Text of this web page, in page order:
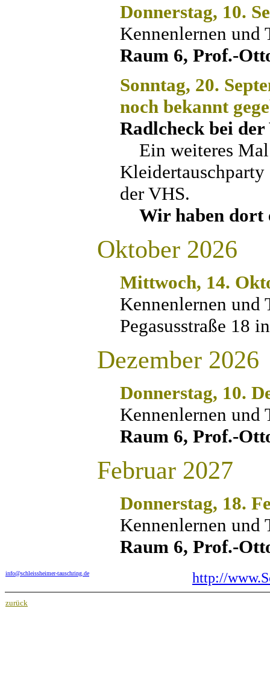
Donnerstag, 10.
Kennenlernen und
Raum 6, Prof.-
Sonntag, 20.
noch bekannt
Radlcheck bei
Ein weiteres
Kleidertauschparty
der VHS.
Wir haben dort
Oktober 2026
Mittwoch, 14.
Kennenlernen und
Pegasusstraße 18
Dezember 2026
Donnerstag, 10.
Kennenlernen und
Raum 6, Prof.-
Februar 2027
Donnerstag, 18.
Kennenlernen und
Raum 6, Prof.-
info@schleissheimer-tauschring.de http://
zurück